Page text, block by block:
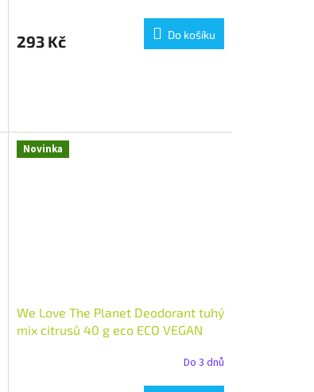
293 Kč Do košíku
Novinka
We Love The Planet Deodorant tuhý
mix citrusů 40 g eco ECO VEGAN
Do 3 dnů